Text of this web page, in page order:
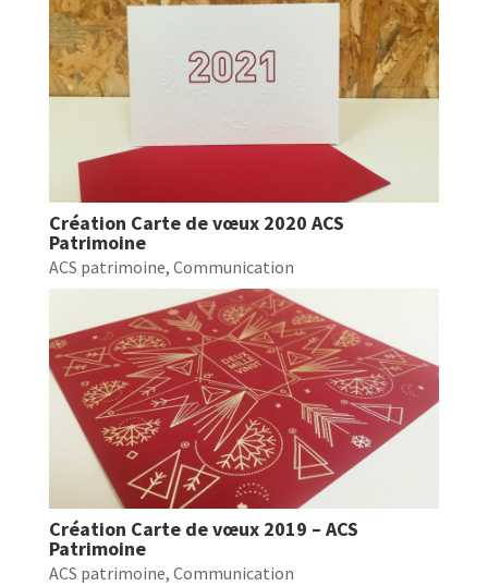
Création Carte de vœux 2020 ACS
Patrimoine
ACS patrimoine, Communication
Création Carte de vœux 2019 – ACS
Patrimoine
ACS patrimoine, Communication